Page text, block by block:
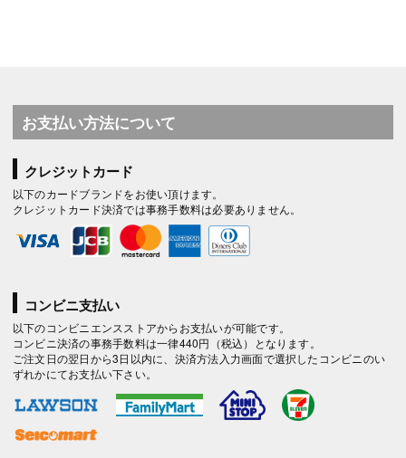
お支払い方法について
クレジットカード
以下のカードブランドをお使い頂けます。
クレジットカード決済では事務手数料は必要ありません。
コンビニ支払い
以下のコンビニエンスストアからお支払いが可能です。
コンビニ決済の事務手数料は一律440円（税込）となります。
ご注文日の翌日から3日以内に、決済方法入力画面で選択したコンビニのい
ずれかにてお支払い下さい。